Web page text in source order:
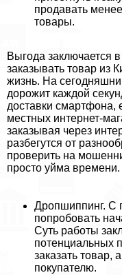
продавать
товары.
Выгода заключается
заказывать товар из
жизнь. На
дорожит каждой
доставки смартфона,
местных интернет-
заказывая через
разбегутся от
проверить на
просто уйма времени.
Дропшиппинг. С
попробовать
Суть работы
потенциальных
заказать товар,
покупателю.